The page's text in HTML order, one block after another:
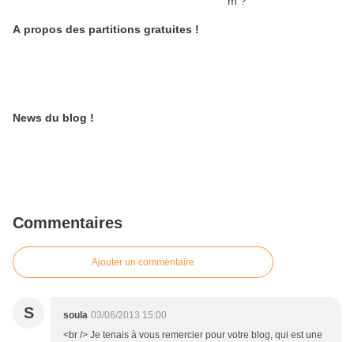
A propos des partitions gratuites !
News du blog !
Commentaires
Ajouter un commentaire
S soula 03/06/2013 15:00
<br /> Je tenais à vous remercier pour votre blog, qui est une